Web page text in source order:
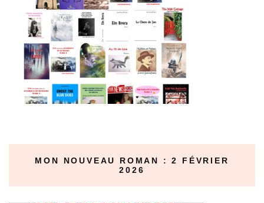
MON NOUVEAU ROMAN : 2 FÉVRIER
2026